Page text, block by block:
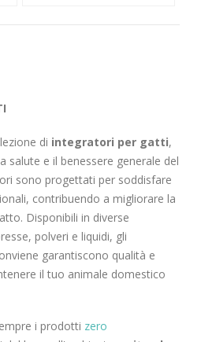
di integratori per gatti,
salute e il benessere generale del
sono progettati per soddisfare
contribuendo a migliorare la
Disponibili in diverse
polveri e liquidi, gli
garantiscono qualità e
il tuo animale domestico
i prodotti zero